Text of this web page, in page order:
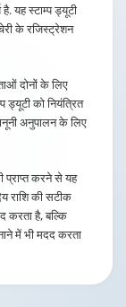
यह स्टाम्प ड्यूटी
के रजिस्ट्रेशन
दोनों के लिए
ड्यूटी को नियंत्रित
अनुपालन के लिए
प्राप्त करने से यह
राशि की सटीक
करता है, बल्कि
में भी मदद करता